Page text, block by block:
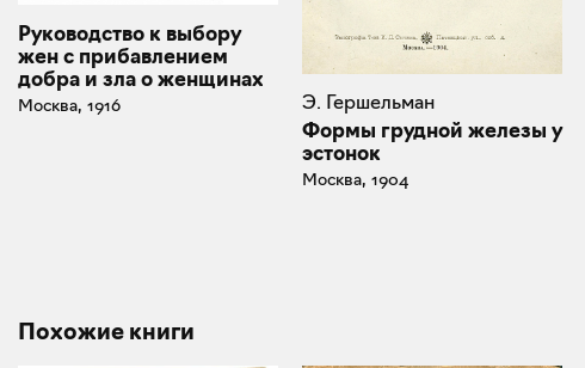
Руководство к выбору
жен с прибавлением
добра и зла о женщинах
Москва, 1916 Э. Гершельман
Формы грудной железы у
эстонок
Москва, 1904
Похожие книги